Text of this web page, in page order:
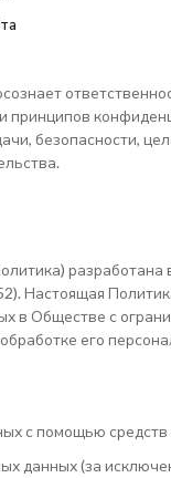
принципов
безопасности,
разработана
Настоящая
в Обществе с
его
с помощью
данных (за